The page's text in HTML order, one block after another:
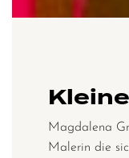
Magdalena
Malerin die